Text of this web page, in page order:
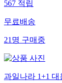
567적립
무료배송
21명구매중
과일나라 1+1 대